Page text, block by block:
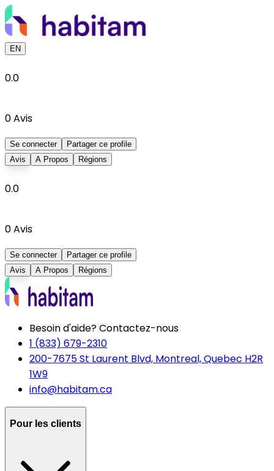
EN
0.0
0Avis
Se connecter
Partager ce profile
Avis
A Propos Régions
0.0
0Avis
Se connecter
Partager ce profile
Avis
A Propos Régions
Besoin d'aide? Contactez-nous
1 (833) 679-2310
200-7675 St Laurent Blvd, Montreal, Quebec H2R
1W9
info@habitam.ca
Pour les clients